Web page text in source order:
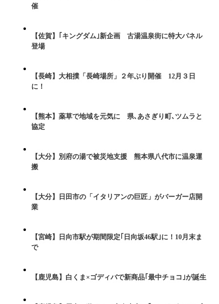
催
【佐賀】｢キングダム｣新企画 古湯温泉街に特大パネル
登場
【長崎】大相撲「長崎場所」２年ぶり開催 12月３日
に！
【熊本】薬草で地域を元気に 県､あさぎり町､ツムラと
協定
【大分】別府の湯で被災地支援 熊本県八代市に温泉運
搬
【大分】日田市の「イタリアンの巨匠」がバーガー店開
業
【宮崎】日向市駅が期間限定｢日向坂46駅｣に！10月末ま
で
【鹿児島】白くま×ゴディバで新商品｢最中チョコ｣が誕生